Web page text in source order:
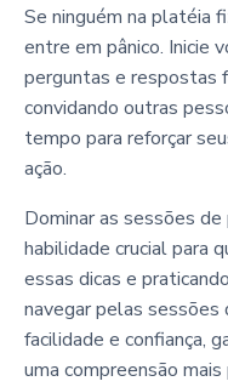
Se ninguém na platéia
entre em pânico. Inicie
perguntas e respostas
convidando outras
tempo para reforçar
ação.
Dominar as sessões
habilidade crucial para
essas dicas e
navegar pelas
facilidade e confiança,
uma compreensão